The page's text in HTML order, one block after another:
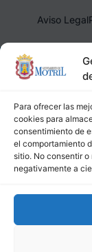
Para ofrecer las
cookies para
consentimiento de
el comportamiento
sitio. No consentir
negativamente a
Aviso Legal
Ayuntamiento